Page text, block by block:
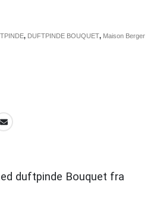
, DUFTPINDE BOUQUET, Maison Berger
duftpinde Bouquet fra